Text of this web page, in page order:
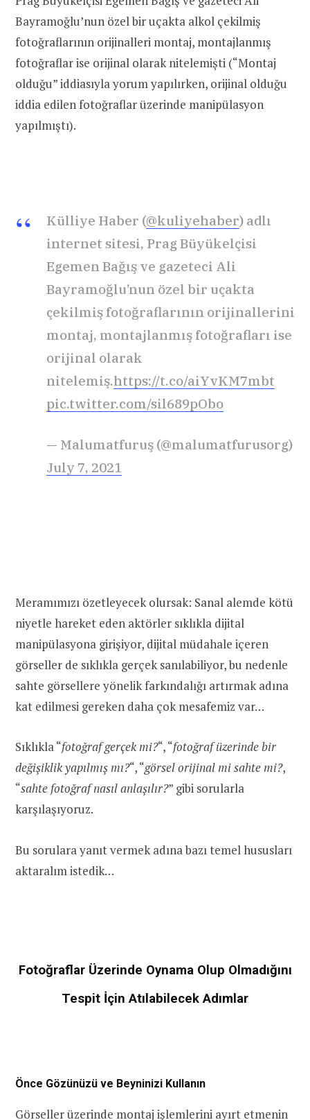
Bayramoğlu’nun özel bir uçakta alkol çekilmiş
fotoğraflarının orijinalleri montaj, montajlanmış
fotoğraflar ise orijinal olarak nitelemişti (“Montaj
olduğu” iddiasıyla yorum yapılırken, orijinal olduğu
iddia edilen fotoğraflar üzerinde manipülasyon
yapılmıştı).
Külliye Haber (@kuliyehaber) adlı
internet sitesi, Prag Büyükelçisi
Egemen Bağış ve gazeteci Ali
Bayramoğlu’nun özel bir uçakta
çekilmiş fotoğraflarının orijinallerini
montaj, montajlanmış fotoğrafları ise
orijinal olarak
nitelemiş.https://t.co/aiYvKM7mbt
pic.twitter.com/sil689pObo
— Malumatfuruş (@malumatfurusorg)
July 7, 2021
Meramımızı özetleyecek olursak: Sanal alemde kötü
niyetle hareket eden aktörler sıklıkla dijital
manipülasyona girişiyor, dijital müdahale içeren
görseller de sıklıkla gerçek sanılabiliyor, bu nedenle
sahte görsellere yönelik farkındalığı artırmak adına
kat edilmesi gereken daha çok mesafemiz var…
Sıklıkla “fotoğraf gerçek mi?“, “fotoğraf üzerinde bir
değişiklik yapılmış mı?“, “görsel orijinal mi sahte mi?,
“sahte fotoğraf nasıl anlaşılır?” gibi sorularla
karşılaşıyoruz.
Bu sorulara yanıt vermek adına bazı temel hususları
aktaralım istedik…
Fotoğraflar Üzerinde Oynama Olup Olmadığını
Tespit İçin Atılabilecek Adımlar
Önce Gözünüzü ve Beyninizi Kullanın
Görseller üzerinde montaj işlemlerini ayırt etmenin